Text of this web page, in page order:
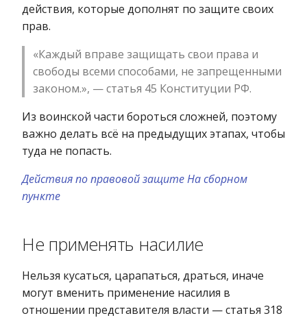
действия, которые дополнят по защите своих
прав.
«Каждый вправе защищать свои права и
свободы всеми способами, не запрещенными
законом.», — статья 45 Конституции РФ.
Из воинской части бороться сложней, поэтому
важно делать всё на предыдущих этапах, чтобы
туда не попасть.
Действия по правовой защитеНа сборном
пункте
Не применять насилие
Нельзя кусаться, царапаться, драться, иначе
могут вменить применение насилия в
отношении представителя власти — статья 318